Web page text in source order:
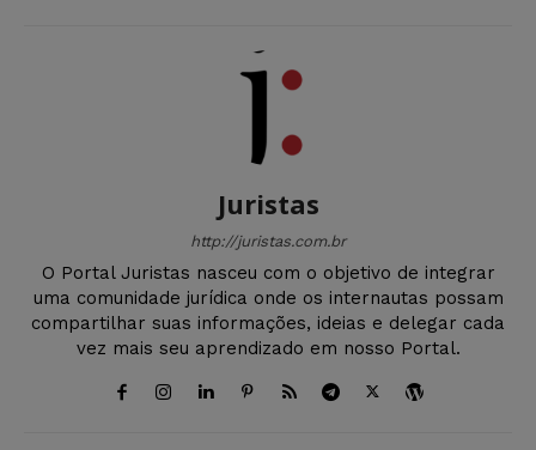
Juristas
http://juristas.com.br
O Portal Juristas nasceu com o objetivo de integrar
uma comunidade jurídica onde os internautas possam
compartilhar suas informações, ideias e delegar cada
vez mais seu aprendizado em nosso Portal.